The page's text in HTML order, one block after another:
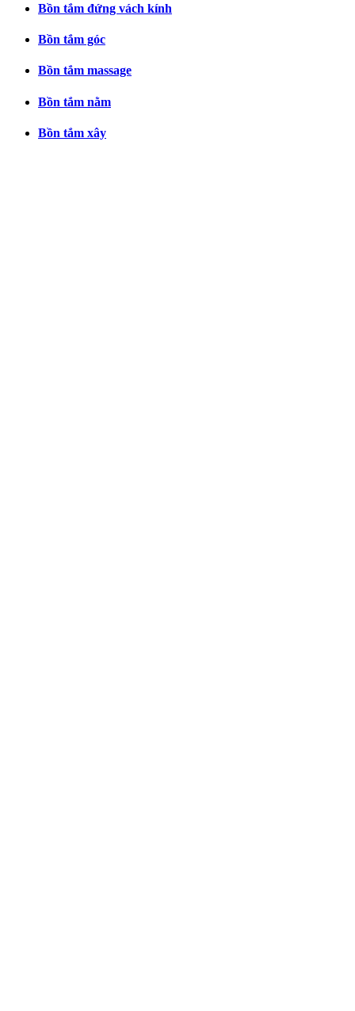
Bồn tắm đứng vách kính
Bồn tắm góc
Bồn tắm massage
Bồn tắm nằm
Bồn tắm xây